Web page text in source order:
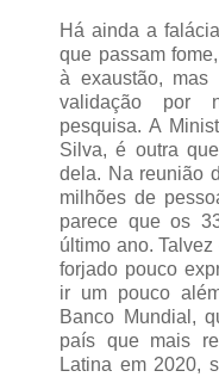
Há ainda a
que passam
à exaustão, mas
validação por
pesquisa. A
Silva, é outra
dela. Na reunião
milhões de
parece que os
último ano.
forjado pouco
ir um pouco
Banco Mundial,
país que mais
Latina em 2020,